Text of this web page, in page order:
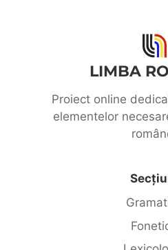
LIMBA
Proiect online
elementelor